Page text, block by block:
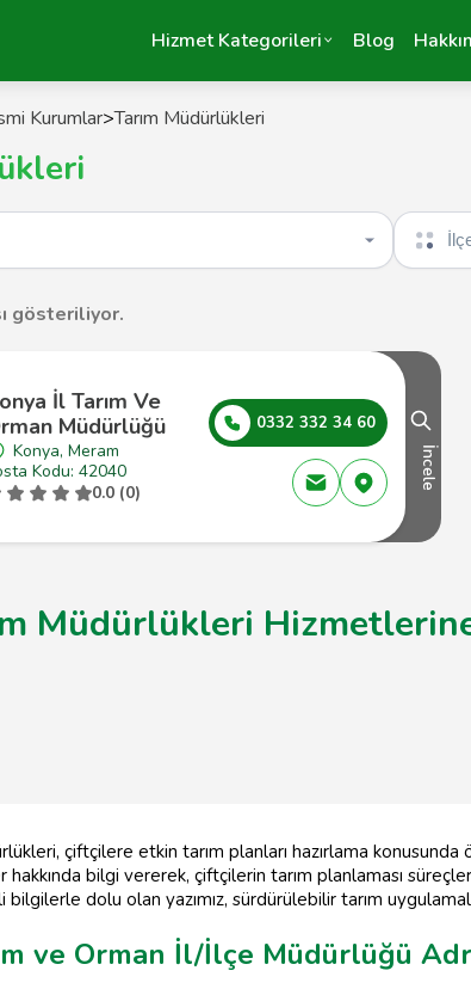
Hizmet Kategorileri Blog
Kurumlar>Tarım Müdürlükleri
İlçe seçin
gösteriliyor.
İl Tarım Ve
Müdürlüğü
Konya, Meram
Kodu: 42040
0.0 (0)
0332 332 34 60
İncele
Müdürlükleri
çiftçilere etkin tarım planları hazırlama
bilgi vererek, çiftçilerin tarım planlaması
dolu olan yazımız, sürdürülebilir tarım
ve Orman İl/İlçe Müdürlüğü